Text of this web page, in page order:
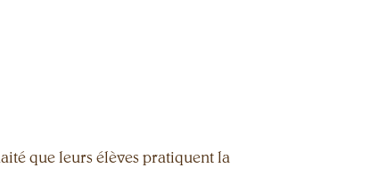
que leurs élèves pratiquent la